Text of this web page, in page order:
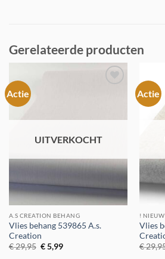
Gerelateerde producten
Actie
UITVERKOCHT
A.S CREATION BEHANG
Vlies behang 539865 A.s.
Creation
€29,95 Oorspronkelijke
prijs
€5,99Huidige
Actie
!
Vlies
€